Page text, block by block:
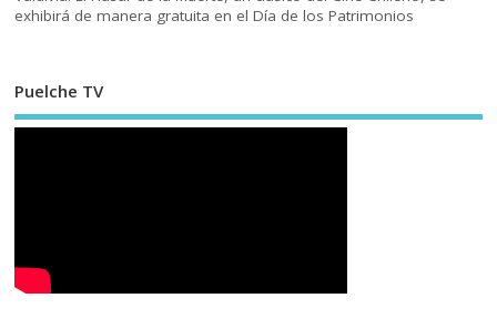
exhibirá de manera gratuita en el Día de los Patrimonios
Puelche TV